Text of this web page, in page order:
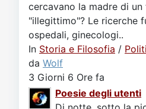
cercavano la madre di
"illegittimo"? Le ricerche
ospedali, ginecologi..
In Storia e Filosofia /
da Wolf
3 Giorni 6 Ore fa
Poesie degli utenti